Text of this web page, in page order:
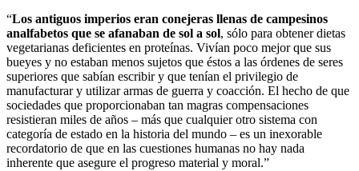
“Los antiguos imperios eran conejeras llenas de campesinos
analfabetos que se afanaban de sol a sol, sólo para obtener dietas
vegetarianas deficientes en proteínas. Vivían poco mejor que sus
bueyes y no estaban menos sujetos que éstos a las órdenes de seres
superiores que sabían escribir y que tenían el privilegio de
manufacturar y utilizar armas de guerra y coacción. El hecho de que
sociedades que proporcionaban tan magras compensaciones
resistieran miles de años – más que cualquier otro sistema con
categoría de estado en la historia del mundo – es un inexorable
recordatorio de que en las cuestiones humanas no hay nada
inherente que asegure el progreso material y moral.”